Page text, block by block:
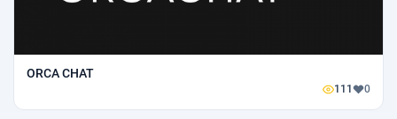
ORCA CHAT
111 0